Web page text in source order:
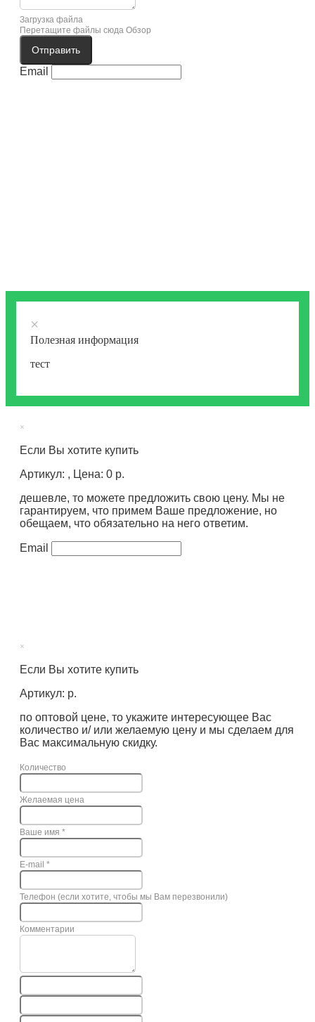
Загрузка файла
Перетащите файлы сюда Обзор
Отправить
Email
×
Полезная информация
тест
×
Если Вы хотите купить
Артикул: , Цена: 0 р.
дешевле, то можете предложить свою цену. Мы не
гарантируем, что примем Ваше предложение, но
обещаем, что обязательно на него ответим.
Email
×
Если Вы хотите купить
Артикул: р.
по оптовой цене, то укажите интересующее Вас
количество и/ или желаемую цену и мы сделаем для
Вас максимальную скидку.
Количество
Желаемая цена
Ваше имя *
E-mail *
Телефон (если хотите, чтобы мы Вам перезвонили)
Комментарии